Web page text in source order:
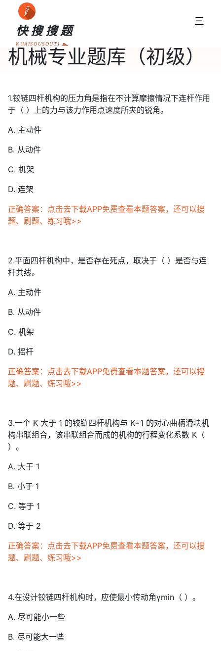
快搜搜题
KUAISOUSOUTI
三
机械专业题库（初级）
1.铰链四杆机构的压力角是指在不计算摩擦情况下连杆作用
于（ ）上的力与该力作用点速度所夹的锐角。
A. 主动件
B. 从动件
C. 机架
D. 连架
正确答案：点击去下载APP免费查看本题答案，还可以搜
题、刷题、练习哦>>
2.平面四杆机构中，是否存在死点，取决于（ ）是否与连
杆共线。
A. 主动件
B. 从动件
C. 机架
D. 摇杆
正确答案：点击去下载APP免费查看本题答案，还可以搜
题、刷题、练习哦>>
3.一个 K 大于 1 的铰链四杆机构与 K=1 的对心曲柄滑块机
构串联组合，该串联组合而成的机构的行程变化系数 K（
）。
A. 大于 1
B. 小于 1
C. 等于 1
D. 等于 2
正确答案：点击去下载APP免费查看本题答案，还可以搜
题、刷题、练习哦>>
4.在设计铰链四杆机构时，应使最小传动角γmin（ ）。
A. 尽可能小一些
B. 尽可能大一些